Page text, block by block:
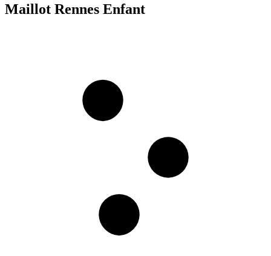
Maillot Rennes Enfant